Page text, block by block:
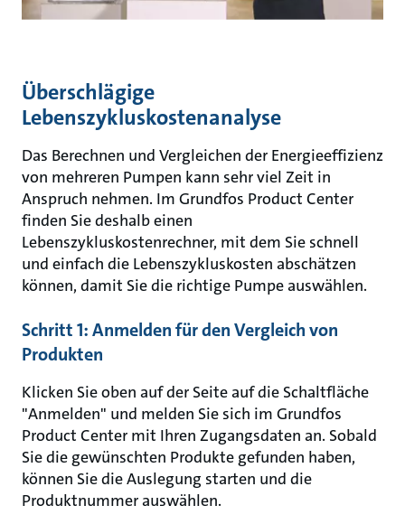
Überschlägige
Lebenszykluskostenanalyse
Das Berechnen und Vergleichen der Energieeffizienz
von mehreren Pumpen kann sehr viel Zeit in
Anspruch nehmen. Im Grundfos Product Center
finden Sie deshalb einen
Lebenszykluskostenrechner, mit dem Sie schnell
und einfach die Lebenszykluskosten abschätzen
können, damit Sie die richtige Pumpe auswählen.
Schritt 1: Anmelden für den Vergleich von
Produkten
Klicken Sie oben auf der Seite auf die Schaltfläche
"Anmelden" und melden Sie sich im Grundfos
Product Center mit Ihren Zugangsdaten an. Sobald
Sie die gewünschten Produkte gefunden haben,
können Sie die Auslegung starten und die
Produktnummer auswählen.